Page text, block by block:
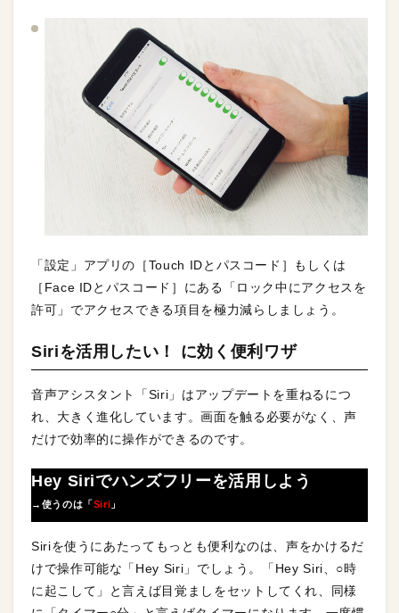
「設定」アプリの［Touch IDとパスコード］もしくは
［Face IDとパスコード］にある「ロック中にアクセスを
許可」でアクセスできる項目を極力減らしましょう。
Siriを活用したい！ に効く便利ワザ
音声アシスタント「Siri」はアップデートを重ねるにつ
れ、大きく進化しています。画面を触る必要がなく、声
だけで効率的に操作ができるのです。
Hey Siriでハンズフリーを活用しよう
→使うのは「Siri 」
Siriを使うにあたってもっとも便利なのは、声をかけるだ
けで操作可能な「Hey Siri」でしょう。「Hey Siri、○時
に起こして」と言えば目覚ましをセットしてくれ、同様